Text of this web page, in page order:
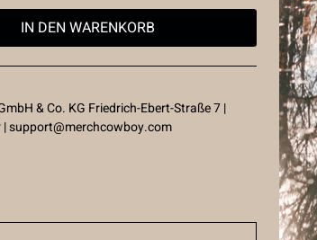
IN DEN WARENKORB
& Co. KG Friedrich-Ebert-Straße 7 |
|support@merchcowboy.com